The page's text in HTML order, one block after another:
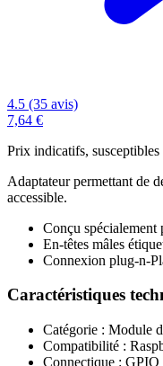
4.5 (35 avis)
7,64 €
Prix indicatifs, susceptibles
Adaptateur permettant de
accessible.
Conçu spécialement
En-têtes mâles
Connexion plug-n-
Caractéristiques
Catégorie : Module
Compatibilité :
Connectique :